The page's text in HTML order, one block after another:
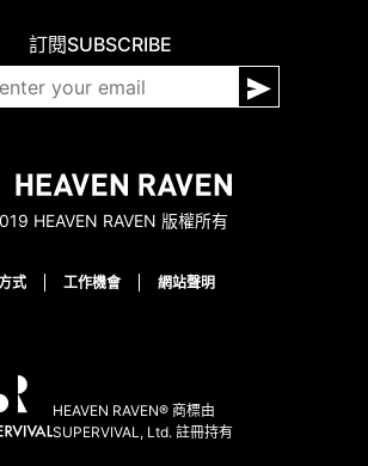
訂閱SUBSCRIBE
HEAVEN RAVEN 版權所有
式 工作機會 網站聲明
HEAVEN RAVEN® 商標由
SUPERVIVAL, Ltd. 註冊持有